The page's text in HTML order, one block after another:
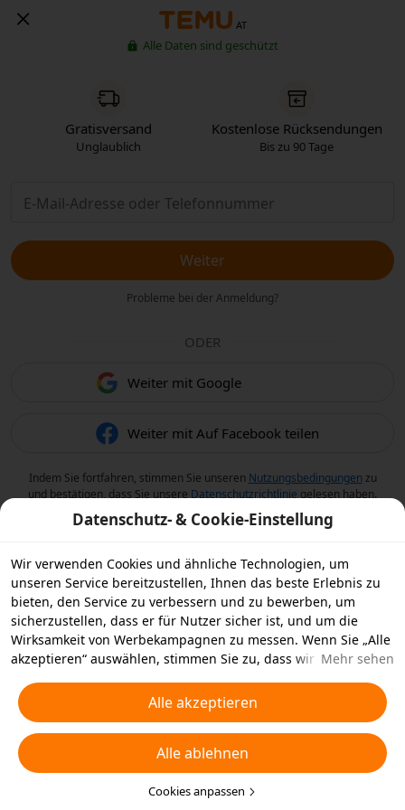
AT
Alle Daten sind geschützt
Gratisversand
Unglaublich
Kostenlose Rücksendungen
Bis zu 90 Tage
Weiter
Probleme bei der Anmeldung?
ODER
Weiter mit Google
Weiter mit Auf Facebook teilen
Indem Sie fortfahren, stimmen Sie unseren Nutzungsbedingungen zu
und bestätigen, dass Sie unsere Datenschutzrichtlinie gelesen haben.
Datenschutz- & Cookie-Einstellung
Wir verwenden Cookies und ähnliche Technologien, um
unseren Service bereitzustellen, Ihnen das beste Erlebnis zu
bieten, den Service zu verbessern und zu bewerben, um
sicherzustellen, dass er für Nutzer sicher ist, und um die
Wirksamkeit von Werbekampagnen zu messen. Wenn Sie „Alle
akzeptieren“ auswählen, stimmen Sie zu, dass wir und die
ähnliche Technologien für Werbezwecke auf Ihrem Gerät
speichern. Alternativ können Sie auch über „Alle ablehnen“
nicht notwendige Cookies ablehnen oder auswählen, welche
Arten von Cookies Sie akzeptieren oder deaktivieren möchten,
indem Sie unten oder jederzeit in Ihren
Datenschutzeinstellungen auf „Cookies anpassen“ klicken.
Mehr sehen
Alle akzeptieren
Alle ablehnen
Cookies anpassen